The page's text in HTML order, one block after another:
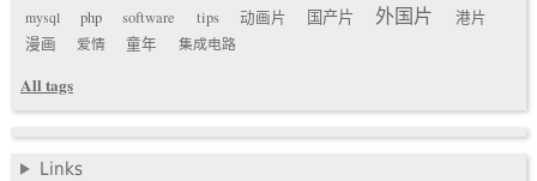
mysql
php software tips 动画片 国产片 外国片
港片
漫画
爱情 童年 集成电路
All tags
Links